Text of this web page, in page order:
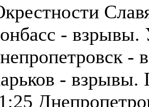
-
-
- взрывы.